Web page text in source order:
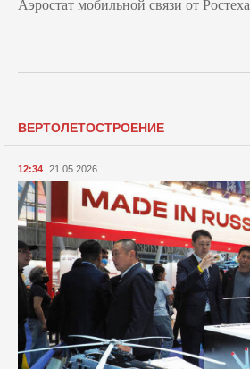
ВЕРТОЛЕТОСТРОЕНИЕ
12:34 21.05.2026